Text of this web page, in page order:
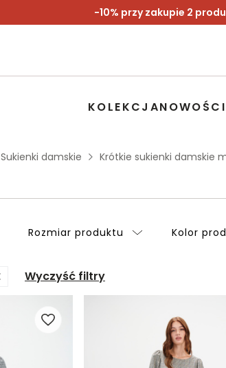
-10% przy zakupie 2
KOLEKCJANOWOŚCI
Sukienki damskie Krótkie sukienki damskie
Rozmiar produktu Kolor
Wyczyść filtry